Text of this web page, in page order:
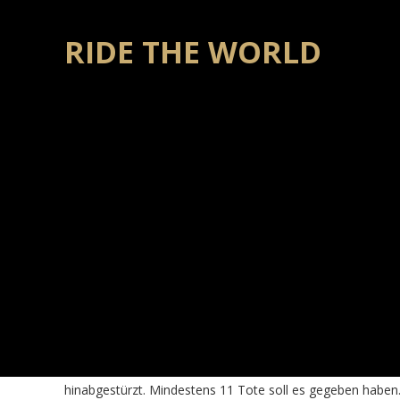
RIDE THE WORLD
hinabgestürzt. Mindestens 11 Tote soll es gegeben